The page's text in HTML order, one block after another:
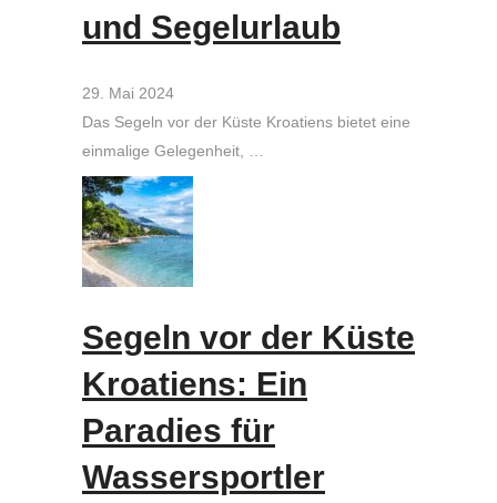
und Segelurlaub
29. Mai 2024
Das Segeln vor der Küste Kroatiens bietet eine
einmalige Gelegenheit, …
Segeln vor der Küste
Kroatiens: Ein
Paradies für
Wassersportler